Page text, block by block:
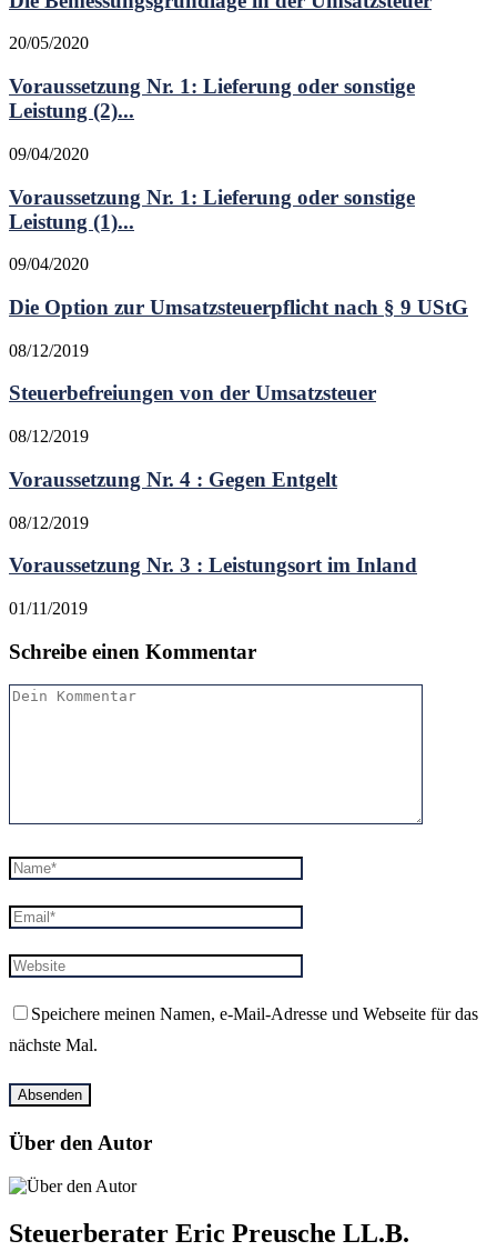
20/05/2020
Voraussetzung Nr. 1: Lieferung oder sonstige
Leistung (2)...
09/04/2020
Voraussetzung Nr. 1: Lieferung oder sonstige
Leistung (1)...
09/04/2020
Die Option zur Umsatzsteuerpflicht nach § 9 UStG
08/12/2019
Steuerbefreiungen von der Umsatzsteuer
08/12/2019
Voraussetzung Nr. 4 : Gegen Entgelt
08/12/2019
Voraussetzung Nr. 3 : Leistungsort im Inland
01/11/2019
Schreibe einen Kommentar
Speichere meinen Namen, e-Mail-Adresse und Webseite für das
nächste Mal.
Über den Autor
Steuerberater Eric Preusche LL.B.